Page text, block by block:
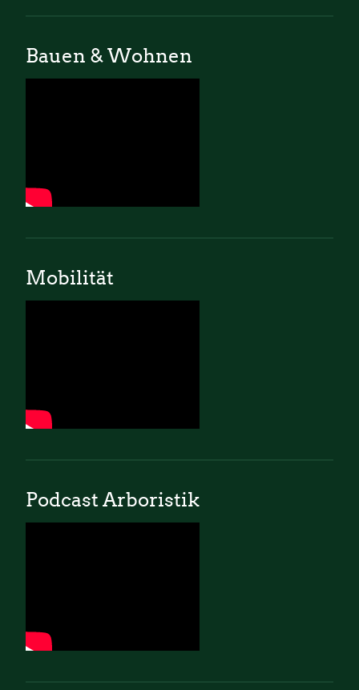
Bauen & Wohnen
Mobilität
Podcast Arboristik